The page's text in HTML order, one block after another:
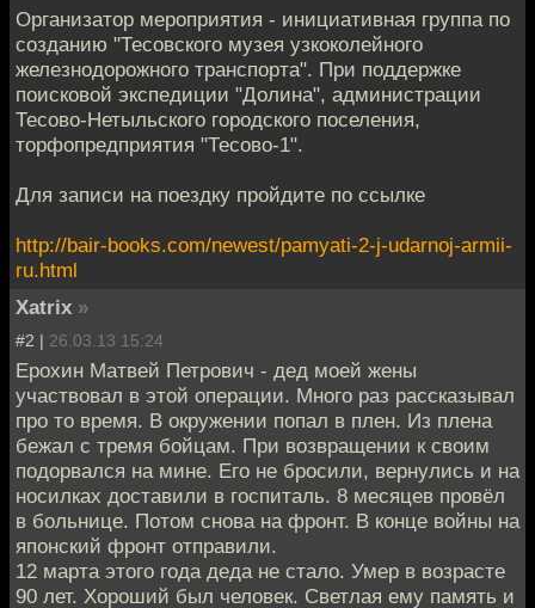
Организатор мероприятия - инициативная группа по
созданию "Тесовского музея узкоколейного
железнодорожного транспорта". При поддержке
поисковой экспедиции "Долина", администрации
Тесово-Нетыльского городского поселения,
торфопредприятия "Тесово-1".
Для записи на поездку пройдите по ссылке
http://bair-books.com/newest/pamyati-2-j-udarnoj-armii-
ru.html
Xatrix »
#2 | 26.03.13 15:24
Ерохин Матвей Петрович - дед моей жены
участвовал в этой операции. Много раз рассказывал
про то время. В окружении попал в плен. Из плена
бежал с тремя бойцам. При возвращении к своим
подорвался на мине. Его не бросили, вернулись и на
носилках доставили в госпиталь. 8 месяцев провёл
в больнице. Потом снова на фронт. В конце войны на
японский фронт отправили.
12 марта этого года деда не стало. Умер в возрасте
90 лет. Хороший был человек. Светлая ему память и